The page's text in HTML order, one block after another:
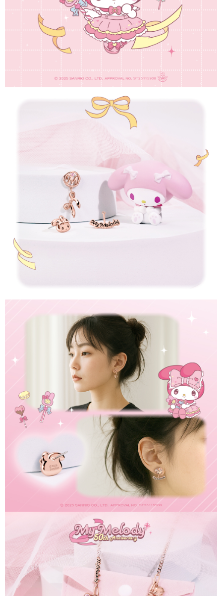
※ 交易是否成功請以「AFTEE先享後付 」之結帳頁面顯示為準，若有關於
是否繳費成功／繳費後需取消欲退款等相關疑問，請聯繫「AFTEE先享後付
客戶支援中心」
https://netprotections.freshdesk.com/support/home
【注意事項】
１．透過由恩沛科技股份有限公司提供之「AFTEE先享後付」服務完成之交
易，需依本服務之必要範圍內提供個人資料，並將交易相關給付款項請求債
權轉讓予恩沛科技股份有限公司。
２．關於個人資料處理事宜，請瀏覽以下網址：
https://aftee.tw/terms/#terms3
「AFTEE先享後付」，若未經同意申辦者引起之損失，本公司不負相關責
４．使用「AFTEE先享後付」時，將依據個別帳號之用戶狀況，依本公司即
時審查核予不同之上限額度；若仍有額度不足之情形，本公司將視審查結果
恩沛科技股份有限公司將有權停止該用戶之使用額度並採取法律行動。
每筆NT$60，滿NT$1,500(含以上)免運費
付款後7-11取貨
每筆NT$60，滿NT$1,500(含以上)免運費
宅配
每筆NT$60，滿NT$1,500(含以上)免運費
付款後門市自取
查看運費